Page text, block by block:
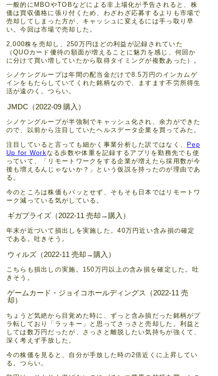
一般的にMBOやTOBなどによる非上場化が予告されると、株
価は買収価格に張り付くため、わざわざ応募するよりも市場で
売却してしまった方が、キャッシュに変えるには手っ取り早
い。今回は市場で売却した。
2,000株を売却し、250万円ほどの利益が記録されていた
（QUOカード優待の額面が増えることに魅力を感じ、何回か
に分けて買い増していたから取得タイミングが複数あった）。
シノケングループは年間の配当金だけで8.5万円のインカムゲ
インをもたらしていてくれた銘柄なので、ますます不労所得生
活が遠のく。つらい。
JMDC（2022-09 購入）
シノケングループが半強制でキャッシュ化され、余力ができた
ので、以前から注目していたヘルスデータ企業を買ってみた。
注目していると言っても細かく事業分析した訳ではなく、
Pep
Up for Workなる歩数や体重を記録するアプリを勤務先でも使
っていて、「リモートワークをする企業が増えたら採用数が今
後も増えるんじゃないか？」という仮説を持ったのが理由であ
る。
今のところは株価もパッとせず、そもそも日本ではリモートワ
ーク減っている気がしている。
ギガプライズ（2022-11 売却→購入）
年末が近づいて損出しを実施した。40万円近い含み損の確定
である。吐きそう。
ウィルズ（2022-11 売却→購入）
こちらも損出しの実施。150万円以上の含み損を確定した。吐
きそう。
ゲームカード・ジョイコホールディングス（2022-11 売
却）
ちょうど気絶から目覚めた時に、ずっと含み損だった銘柄がプ
ラ転しており「ラッキー」と思ってさっさと売却した。利益と
しては数万円だったが、さっさと離脱したい気持ちが強くて、
深く考えず手放した。
今の株価を見ると、自分が手放した時の2倍近くに上昇してい
る。つらい。